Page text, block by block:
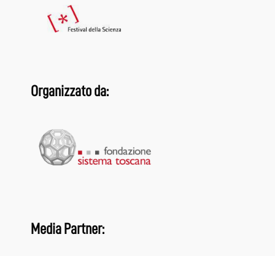
Organizzato da:
Media Partner: